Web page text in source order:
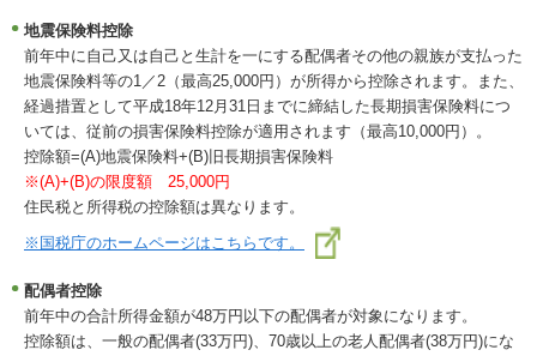
地震保険料控除
前年中に自己又は自己と生計を一にする配偶者その他の親族が支払った
地震保険料等の1／2（最高25,000円）が所得から控除されます。また、
経過措置として平成18年12月31日までに締結した長期損害保険料につ
いては、従前の損害保険料控除が適用されます（最高10,000円）。
控除額=(A)地震保険料+(B)旧長期損害保険料
※(A)+(B)の限度額 25,000円
住民税と所得税の控除額は異なります。
※国税庁のホームページはこちらです。
配偶者控除
前年中の合計所得金額が48万円以下の配偶者が対象になります。
控除額は、一般の配偶者(33万円)、70歳以上の老人配偶者(38万円)にな